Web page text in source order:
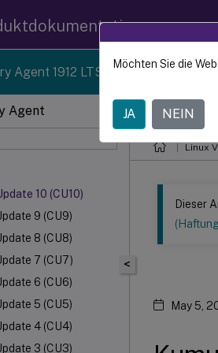
Agent 1912 LTSR reached end-
Agent
10 (CU10)
9 (CU9)
8 (CU8)
7 (CU7)
6 (CU6)
5 (CU5)
4 (CU4)
3 (CU3)
Dieser Inhalt
Linux
<
Dieser
May 5,
Möchten Sie die
JA NEIN